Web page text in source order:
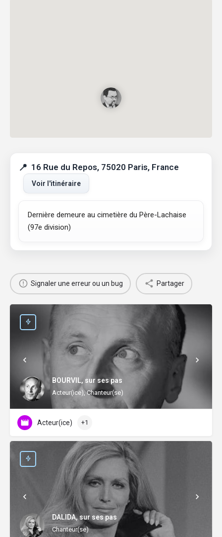
16 Rue du Repos, 75020 Paris, France
Voir l'itinéraire
Dernière demeure au cimetière du Père-Lachaise
(97e division)
Signaler une erreur ou un bug Partager
BOURVIL, sur ses pas
Acteur(ice), Chanteur(se)
Acteur(ice) +1
DALIDA, sur ses pas
Chanteur(se)